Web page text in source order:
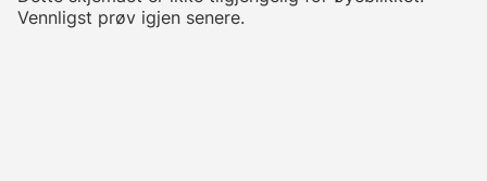
Vennligst prøv igjen senere.